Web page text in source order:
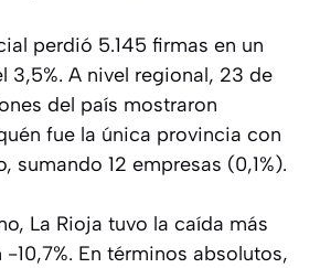
perdió 5.145 firmas en un
3,5%. A nivel regional, 23 de
del país mostraron
fue la única provincia con
sumando 12 empresas (0,1%).
La Rioja tuvo la caída más
10,7%. En términos absolutos,